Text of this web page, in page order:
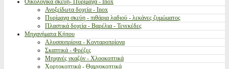
Οικολογικά σκεύη- Πυρίμαχα - Inox
Ανοξείδωτα δοχεία - Inox
Πυρίμαχα σκεύη - πιθάρια λαδιού - λεκάνες ζυμώματος
Πλαστικά δοχεία - Βαρέλια - Τενεκέδες
Μηχανήματα Κήπου
Αλυσσοπρίονα - Κονταροπρίονα
Σκαπτικά - Φρέζες
Μηχανές γκαζόν - Χλοοκοπτικά
Χορτοκοπτικά - Θαμνοκοπτικά